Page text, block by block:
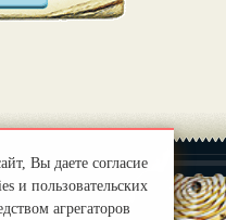
Вы даете согласие
и пользовательских
агрегаторов